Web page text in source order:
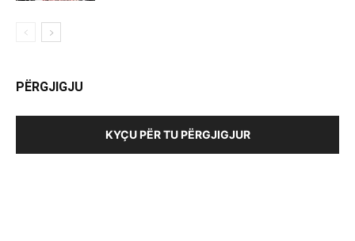
PËRGJIGJU
KYÇU PËR TU PËRGJIGJUR